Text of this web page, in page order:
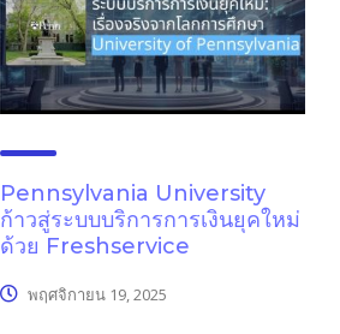
Pennsylvania University
ก้าวสู่ระบบบริการการเงินยุคใหม่
ด้วย Freshservice
พฤศจิกายน 19, 2025